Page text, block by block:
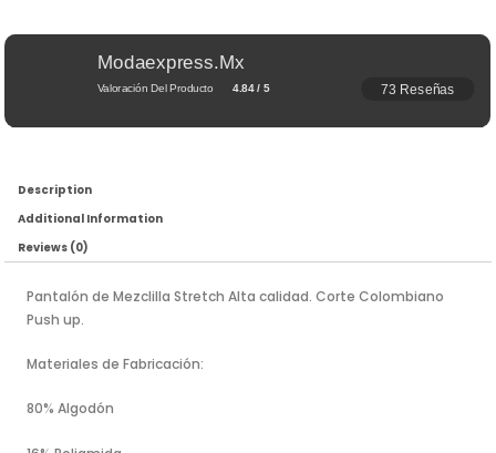
Description
Additional Information
Reviews (0)
Pantalón de Mezclilla Stretch Alta calidad. Corte Colombiano
Push up.
Materiales de Fabricación:
80% Algodón
Modaexpress.mx
Valoración Del Producto 4.84 / 5 73 Reseñas